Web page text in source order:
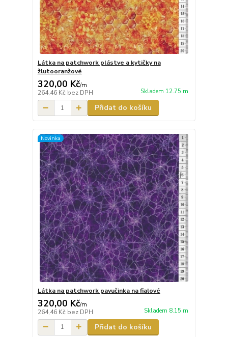
Látka na patchwork plástve a kytičky na
žlutooranžové
320,00 Kč/m
264,46 Kč bez DPH Skladem 12.75 m
Přidat do košíku
Novinka
Látka na patchwork pavučinka na fialové
320,00 Kč/m
264,46 Kč bez DPH Skladem 8.15 m
Přidat do košíku